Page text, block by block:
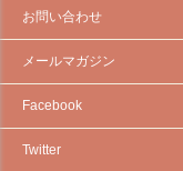
お問い合わせ
メールマガジン
Facebook
Twitter